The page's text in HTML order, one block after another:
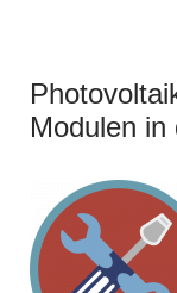
Modulen in